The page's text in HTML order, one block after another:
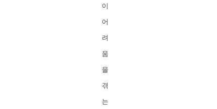
이
어
려
움
을
겪
는